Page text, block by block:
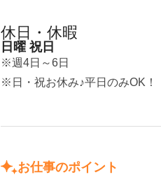
休日・休暇
日曜 祝日
※週4日～6日
※日・祝お休み♪平日のみOK！
お仕事のポイント